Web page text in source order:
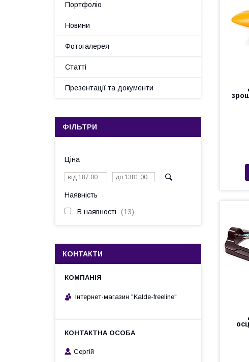
Портфоліо
Новини
Фотогалерея
Статті
Презентації та документи
ФІЛЬТРИ
Ціна
Наявність
В наявності 13
КОНТАКТИ
Інтернет-магазин "Kalde-freeline"
Сергій